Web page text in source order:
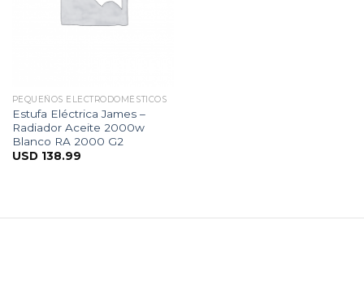
PEQUEÑOS ELECTRODOMÉSTICOS
Estufa Eléctrica James –
Radiador Aceite 2000w
Blanco RA 2000 G2
USD 138.99